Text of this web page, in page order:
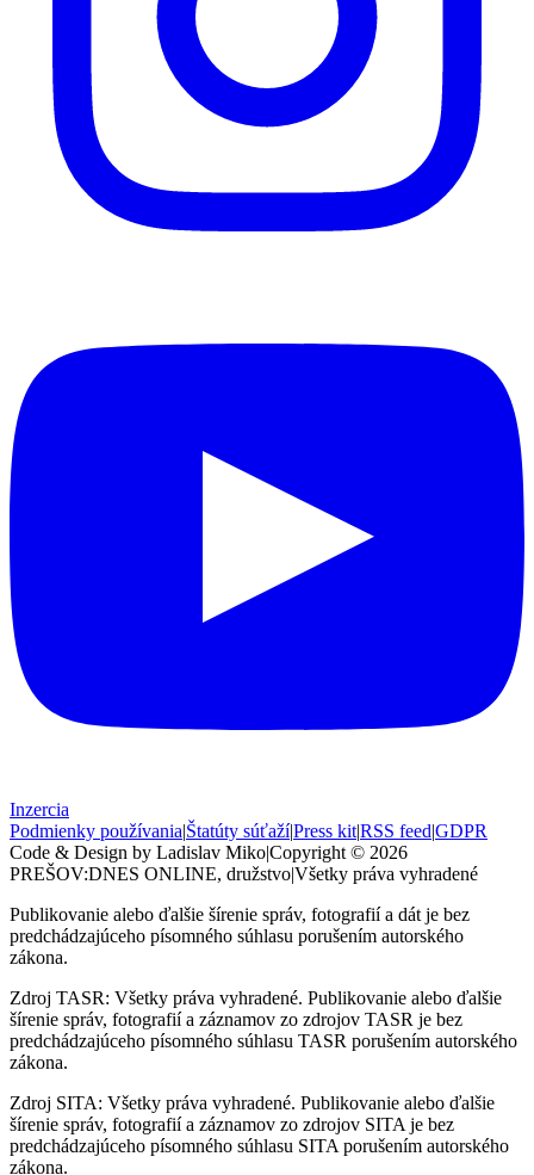
Inzercia
Podmienky používania|Štatúty súťaží|Press kit|RSS feed|GDPR
Code & Design by Ladislav Miko|Copyright © 2026
PREŠOV:DNES ONLINE, družstvo|Všetky práva vyhradené
Publikovanie alebo ďalšie šírenie správ, fotografií a dát je bez
predchádzajúceho písomného súhlasu porušením autorského
zákona.
Zdroj TASR: Všetky práva vyhradené. Publikovanie alebo ďalšie
šírenie správ, fotografií a záznamov zo zdrojov TASR je bez
predchádzajúceho písomného súhlasu TASR porušením autorského
zákona.
Zdroj SITA: Všetky práva vyhradené. Publikovanie alebo ďalšie
šírenie správ, fotografií a záznamov zo zdrojov SITA je bez
predchádzajúceho písomného súhlasu SITA porušením autorského
zákona.